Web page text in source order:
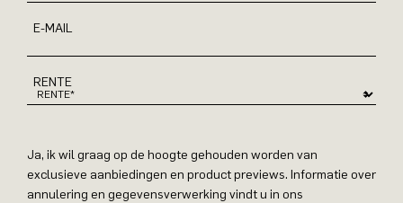
E-MAIL
RENTE
Ja, ik wil graag op de hoogte gehouden worden van
exclusieve aanbiedingen en product previews. Informatie over
annulering en gegevensverwerking vindt u in ons